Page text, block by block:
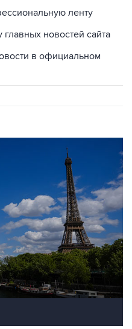
ленту
новостей сайта
в официальном